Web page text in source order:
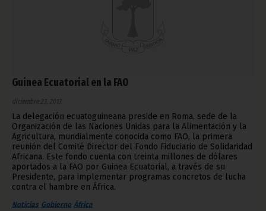
Guinea Ecuatorial en la FAO
diciembre 23, 2013
La delegación ecuatoguineana preside en Roma, sede de la
Organización de las Naciones Unidas para la Alimentación y la
Agricultura, mundialmente conocida como FAO, la primera
reunión del Comité Director del Fondo Fiduciario de Solidaridad
Africana. Este fondo cuenta con treinta millones de dólares
aportados a la FAO por Guinea Ecuatorial, a través de su
Presidente, para implementar programas concretos de lucha
contra el hambre en África.
Noticias Gobierno África